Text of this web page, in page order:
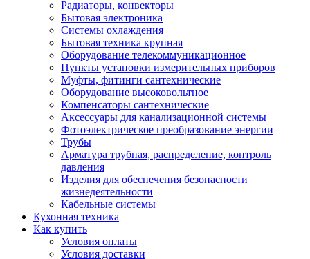
Радиаторы, конвекторы
Бытовая электроника
Системы охлаждения
Бытовая техника крупная
Оборудование телекоммуникационное
Пункты установки измерительных приборов
Муфты, фитинги сантехнические
Оборудование высоковольтное
Компенсаторы сантехнические
Аксессуары для канализационной системы
Фотоэлектрическое преобразование энергии
Трубы
Арматура трубная, распределение, контроль
давления
Изделия для обеспечения безопасности
жизнедеятельности
Кабельные системы
Кухонная техника
Как купить
Условия оплаты
Условия доставки